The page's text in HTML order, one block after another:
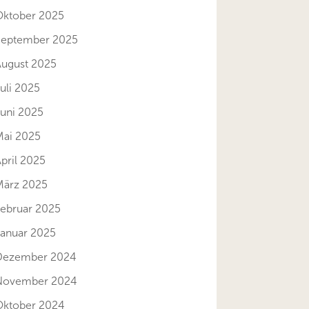
2025
2025
2025
2025
2025
2025
2025
2025
2025
2025
2024
2024
2024